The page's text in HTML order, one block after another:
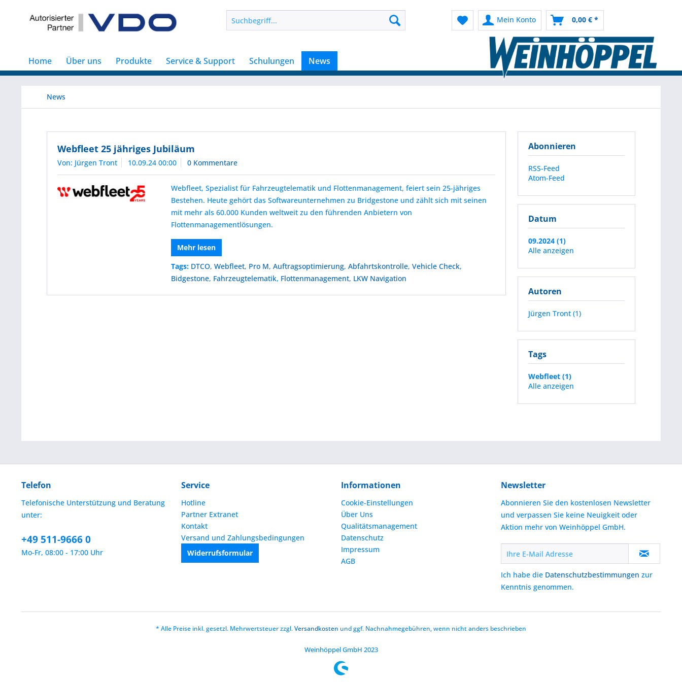
Mein Konto 0,00 € *
Home Über uns Produkte Service & Support Schulungen News
News
Abonnieren
RSS-Feed
Atom-Feed
Datum
09.2024 (1)
Alle anzeigen
Autoren
Jürgen Tront (1)
Tags
Webfleet (1)
Alle anzeigen
Webfleet 25 jähriges Jubiläum
Von: Jürgen Tront 10.09.24 00:00 0 Kommentare
Webfleet, Spezialist für Fahrzeugtelematik und Flottenmanagement, feiert sein 25-jähriges
Bestehen. Heute gehört das Softwareunternehmen zu Bridgestone und zählt sich mit seinen
mit mehr als 60.000 Kunden weltweit zu den führenden Anbietern von
Flottenmanagementlösungen.
Mehr lesen
Tags: DTCO,Webfleet, Pro M,Auftragsoptimierung,Abfahrtskontrolle,Vehicle Check,
Bidgestone, Fahrzeugtelematik, Flottenmanagement, LKW Navigation
Telefon
Telefonische Unterstützung und Beratung
unter:
+49 511-9666 0
Mo-Fr, 08:00 - 17:00 Uhr
Service
Hotline
Partner Extranet
Kontakt
Versand und Zahlungsbedingungen
Widerrufsformular
Informationen
Cookie-Einstellungen
Über Uns
Qualitätsmanagement
Datenschutz
Impressum
AGB
Newsletter
Abonnieren Sie den kostenlosen Newsletter
und verpassen Sie keine Neuigkeit oder
Aktion mehr von Weinhöppel GmbH.
Ich habe die Datenschutzbestimmungen zur
Kenntnis genommen.
* Alle Preise inkl. gesetzl. Mehrwertsteuer zzgl.Versandkosten und ggf. Nachnahmegebühren, wenn nicht anders beschrieben
Weinhöppel GmbH 2023